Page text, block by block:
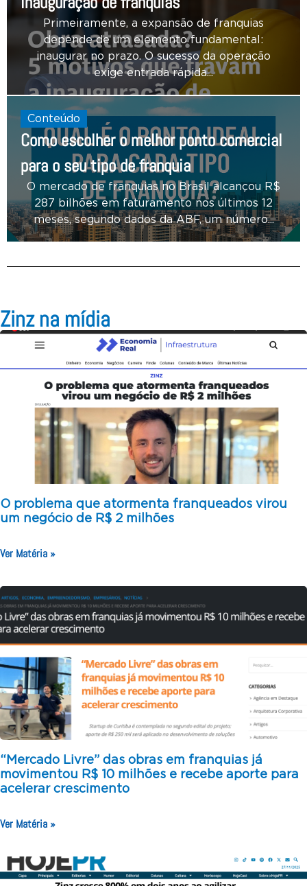
Primeiramente, a expansão de franquias
depende de um elemento fundamental:
inaugurar no prazo. O sucesso da operação
exige entrada rápida...
Conteúdo
Como escolher o melhor ponto comercial
para o seu tipo de franquia
O mercado de franquias no Brasil alcançou R$
287 bilhões em faturamento nos últimos 12
meses, segundo dados da ABF, um número...
Zinz na mídia
O problema que atormenta franqueados virou
um negócio de R$ 2 milhões
Ver Matéria »
“Mercado Livre” das obras em franquias já
movimentou R$ 10 milhões e recebe aporte para
acelerar crescimento
Ver Matéria »